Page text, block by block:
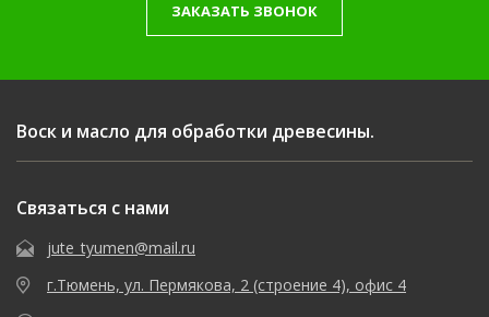
ЗАКАЗАТЬ ЗВОНОК
Воск и масло для обработки древесины.
Связаться с нами
jute_tyumen@mail.ru
г.Тюмень, ул. Пермякова, 2 (строение 4), офис 4